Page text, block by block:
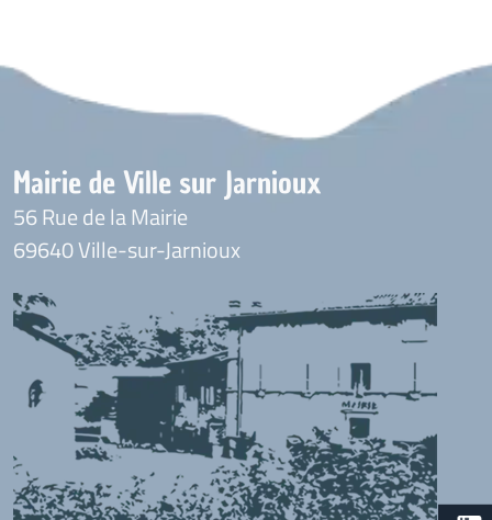
Mairie de Ville sur Jarnioux
56 Rue de la Mairie
69640 Ville-sur-Jarnioux